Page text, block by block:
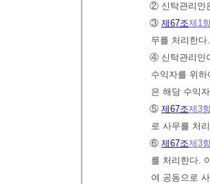
② 신탁관리인
③ 제67조제1
무를 처리한다.
④ 신탁관리인
수익자를 위
은 해당 수익
⑤ 제67조제3
로 사무를 처
⑥ 제67조제3
를 처리한다.
여 공동으로